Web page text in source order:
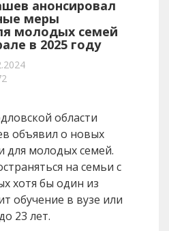
анонсировал
меры
молодых семей
в 2025 году
области
объявил о новых
для молодых семей.
на семьи с
хотя бы один из
обучение в вузе или
23 лет.